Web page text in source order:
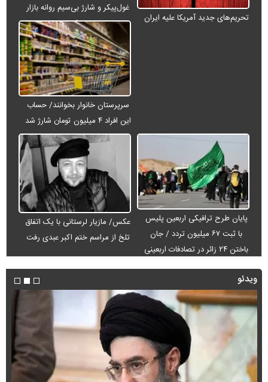
تحریم‌های جدید آمریکا علیه ایران
غول‌پیکر و شارژ بی‌سیم روانه بازار
می‌شود
سرپرستان خانوار بخوانند/ حساب
این افراد ۴ میلیون تومان شارژ شد
پایان طرح ترافیکی اربعین پلیس
با ثبت ۶۷ میلیون تردد / جان
باختن ۲۴ زائر در تصادفات اربعینی
عکس/ مازیار لرستانی با یک اتفاق
تلخ از مراسم ختم اکبر عبدی رفت
ویدئو